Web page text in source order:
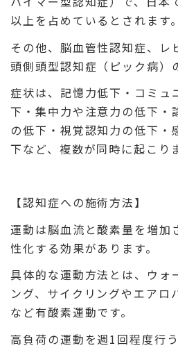
以上を占めているとされます。
その他、脳血管性認知症、レ
頭側頭型認知症（ピック病）
症状は、記憶力低下・コミュ
下・集中力や注意力の低下・
の低下・視覚認知力の低下・
下など、複数が同時に起こり
【認知症への施術方法】
運動は脳血流と酸素量を増加
性化する効果があります。
具体的な運動方法とは、ウォ
ング、サイクリングやエアロ
など有酸素運動です。
高負荷の運動を週1回程度行